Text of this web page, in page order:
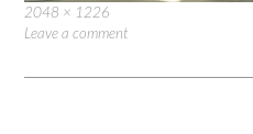
Full
size
2048 × 1226
Leave a comment